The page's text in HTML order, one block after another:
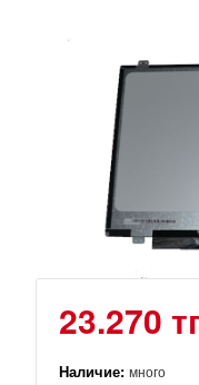
23.270
Наличие: много